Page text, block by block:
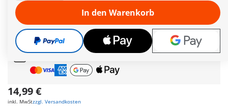
Lieferung!
Geschenk
35€
Bestellwert
Sichere &Flexible Zahlung
14,99 €
inkl. MwStzzgl. Versandkosten
In den Warenkorb